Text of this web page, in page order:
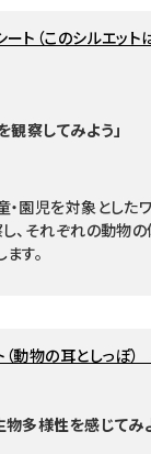
ト（このシルエッ
観察してみよう」
園児を対象とした
、それぞれの動物
す。
動物の耳としっぽ
多様性を感じてみ